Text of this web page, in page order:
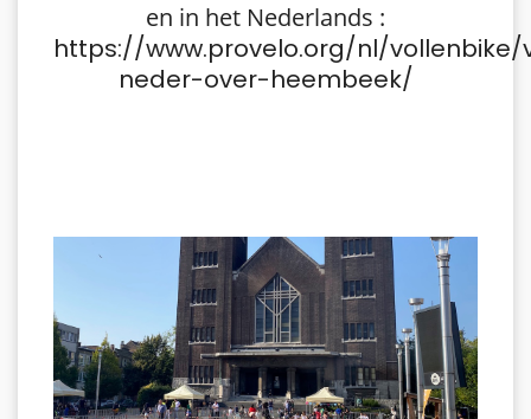
en in het Nederlands :
https://www.provelo.org/nl/vollenbike/
neder-over-heembeek/